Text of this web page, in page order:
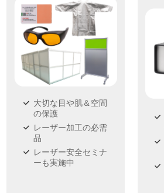
大切な目や肌＆空間
の保護
レーザー加工の必需
品
レーザー安全セミナ
ーも実施中